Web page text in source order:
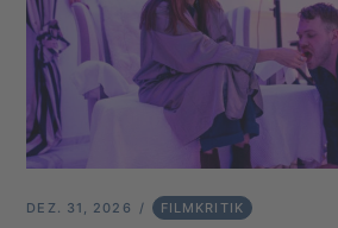
DEZ. 31, 2026 FILMKRITIK